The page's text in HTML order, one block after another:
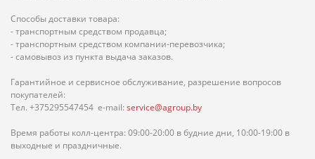
Способы доставки товара:
- транспортным средством продавца;
- транспортным средством компании-перевозчика;
- самовывоз из пункта выдача заказов.
Гарантийное и сервисное обслуживание, разрешение вопросов
покупателей:
Тел. +375295547454 e-mail: service@agroup.by
Время работы колл-центра: 09:00-20:00 в будние дни, 10:00-19:00 в
выходные и праздничные.